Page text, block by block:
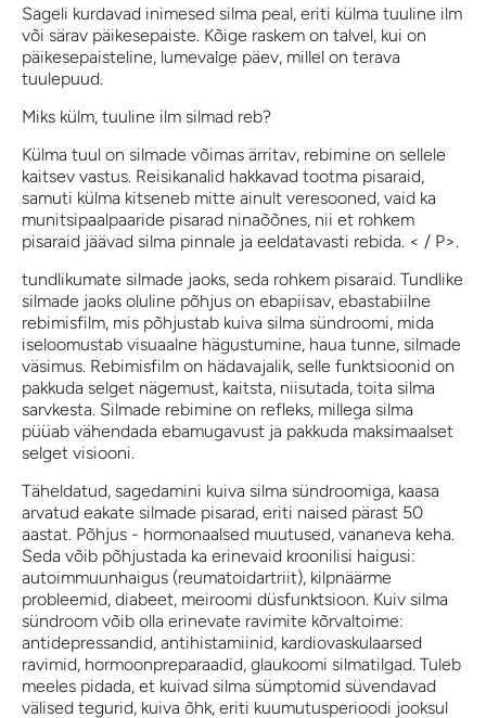
Sageli kurdavad inimesed silma peal, eriti külma tuuline ilm
või särav päikesepaiste. Kõige raskem on talvel, kui on
päikesepaisteline, lumevalge päev, millel on terava
tuulepuud.
Miks külm, tuuline ilm silmad reb?
Külma tuul on silmade võimas ärritav, rebimine on sellele
kaitsev vastus. Reisikanalid hakkavad tootma pisaraid,
samuti külma kitseneb mitte ainult veresooned, vaid ka
munitsipaalpaaride pisarad ninaõõnes, nii et rohkem
pisaraid jäävad silma pinnale ja eeldatavasti rebida. < / P>.
tundlikumate silmade jaoks, seda rohkem pisaraid. Tundlike
silmade jaoks oluline põhjus on ebapiisav, ebastabiilne
rebimisfilm, mis põhjustab kuiva silma sündroomi, mida
iseloomustab visuaalne hägustumine, haua tunne, silmade
väsimus. Rebimisfilm on hädavajalik, selle funktsioonid on
pakkuda selget nägemust, kaitsta, niisutada, toita silma
sarvkesta. Silmade rebimine on refleks, millega silma
püüab vähendada ebamugavust ja pakkuda maksimaalset
selget visiooni.
Täheldatud, sagedamini kuiva silma sündroomiga, kaasa
arvatud eakate silmade pisarad, eriti naised pärast 50
aastat. Põhjus - hormonaalsed muutused, vananeva keha.
Seda võib põhjustada ka erinevaid kroonilisi haigusi:
autoimmuunhaigus (reumatoidartriit), kilpnäärme
probleemid, diabeet, meiroomi düsfunktsioon. Kuiv silma
sündroom võib olla erinevate ravimite kõrvaltoime:
antidepressandid, antihistamiinid, kardiovaskulaarsed
ravimid, hormoonpreparaadid, glaukoomi silmatilgad. Tuleb
meeles pidada, et kuivad silma sümptomid süvendavad
välised tegurid, kuiva õhk, eriti kuumutusperioodi jooksul